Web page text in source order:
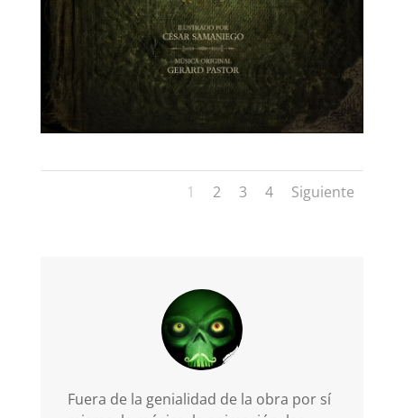
1 2 3 4 Siguiente
Fuera de la genialidad de la obra por sí